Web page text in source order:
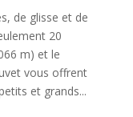
de glisse et de
20
m) et le
vous offrent
et grands...